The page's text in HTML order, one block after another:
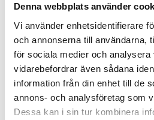
Denna webbplats använder
Vi använder enhetsidentifierare
och annonserna till användarna,
för sociala medier och analysera
vidarebefordrar även sådana
information från din enhet till de
annons- och analysföretag som
Dessa kan i sin tur kombinera
spann ger en tydligare
mindre skillnad skapar ett
Jämför även gramvikten för
eftersom en längre kedja
en kortare variant av
urvalet avdoserade
guld.